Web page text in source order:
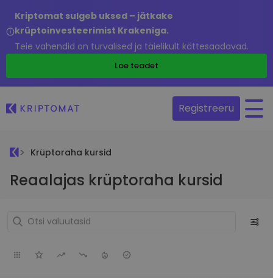
Kriptomat sulgeb uksed – jätkake
krüptoinvesteerimist Krakeniga.
Teie vahendid on turvalised ja täielikult kättesaadavad.
Loe teadet
Registreeru
Krüptoraha kursid
Reaalajas krüptoraha kursid